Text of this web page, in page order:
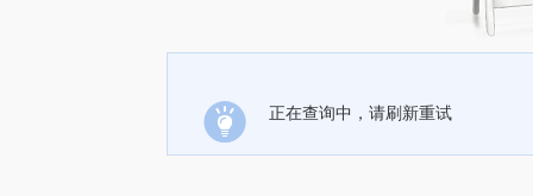
正在查询中，请刷新重试